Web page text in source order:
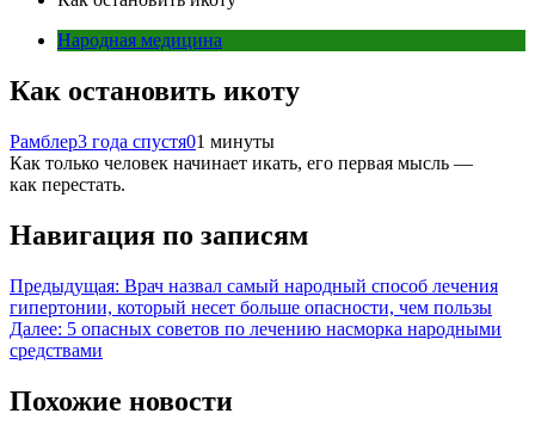
Народная медицина
Как остановить икоту
Рамблер3 года спустя01 минуты
Как только человек начинает икать, его первая мысль —
как перестать.
Навигация по записям
Предыдущая: Врач назвал самый народный способ лечения
гипертонии, который несет больше опасности, чем пользы
Далее: 5 опасных советов по лечению насморка народными
средствами
Похожие новости